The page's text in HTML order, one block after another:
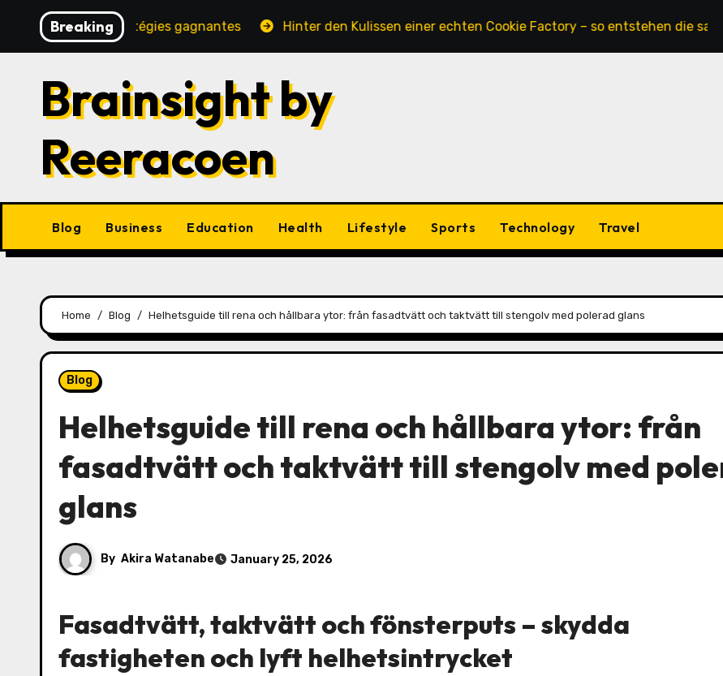
content
Breaking
jeux et stratégies gagnantes Hinter den Kulissen einer echten Cookie Factory – so entstehen die saftigsten
Brainsight by
Reeracoen
Blog Business Education Health Lifestyle Sports Technology Travel
Home Blog Helhetsguide till rena och hållbara ytor: från fasadtvätt och taktvätt till stengolv med polerad glans
Blog
Helhetsguide till rena och hållbara ytor: från
fasadtvätt och taktvätt till stengolv med
glans
By Akira Watanabe January 25, 2026
Fasadtvätt, taktvätt och fönsterputs – skydda
fastigheten och lyft helhetsintrycket